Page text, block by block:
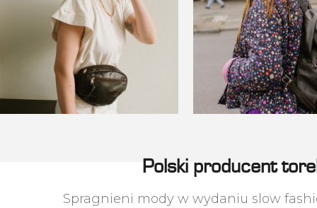
Polski producent
Spragnieni mody w wydaniu slow